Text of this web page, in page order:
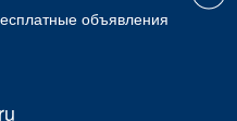
объявления